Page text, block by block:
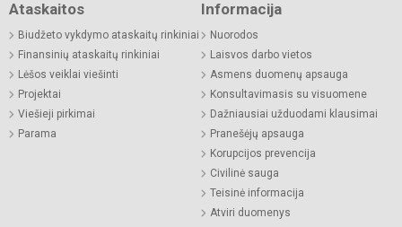
Ataskaitos
Biudžeto vykdymo ataskaitų rinkiniai
Finansinių ataskaitų rinkiniai
Lėšos veiklai viešinti
Projektai
Viešieji pirkimai
Parama
Informacija
Nuorodos
Laisvos darbo vietos
Asmens duomenų apsauga
Konsultavimasis su visuomene
Dažniausiai užduodami klausimai
Pranešėjų apsauga
Korupcijos prevencija
Civilinė sauga
Teisinė informacija
Atviri duomenys